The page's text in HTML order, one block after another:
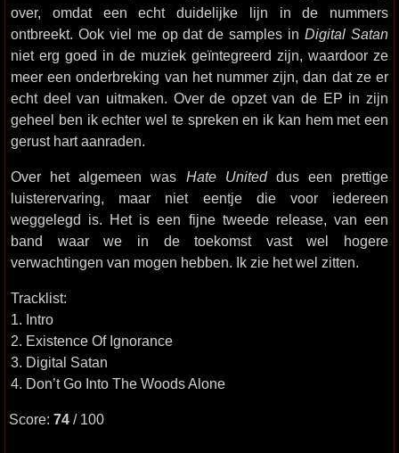
over, omdat een echt duidelijke lijn in de nummers
ontbreekt. Ook viel me op dat de samples inDigital Satan
niet erg goed in de muziek geïntegreerd zijn, waardoor ze
meer een onderbreking van het nummer zijn, dan dat ze er
echt deel van uitmaken. Over de opzet van de EP in zijn
geheel ben ik echter wel te spreken en ik kan hem met een
gerust hart aanraden.
Over het algemeen was Hate Uniteddus een prettige
luisterervaring, maar niet eentje die voor iedereen
weggelegd is. Het is een fijne tweede release, van een
band waar we in de toekomst vast wel hogere
verwachtingen van mogen hebben. Ik zie het wel zitten.
Tracklist:
1. Intro
2. Existence Of Ignorance
3. Digital Satan
4. Don’t Go Into The Woods Alone
Score: 74 / 100